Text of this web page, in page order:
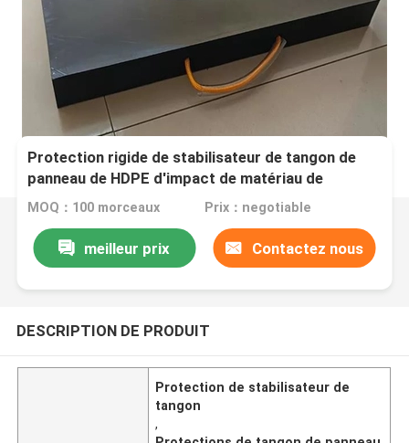
Protection rigide de stabilisateur de tangon de
panneau de HDPE d'impact de matériau de
construction anti
MOQ：100 morceaux Prix：negotiable
meilleur prix Contactez nous
DESCRIPTION DE PRODUIT
Protection de stabilisateur de
tangon
,